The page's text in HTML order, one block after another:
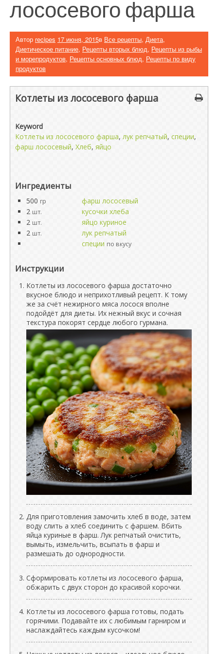
лососевого фарша
Автор recipes 17 июня, 2015в Все рецепты, Диета,
Диетическое питание, Рецепты вторых блюд, Рецепты из рыбы
и морепродуктов, Рецепты основных блюд, Рецепты по виду
продуктов
Котлеты из лососевого фарша
Keyword
Котлеты из лососевого фарша, лук репчатый, специи,
фарш лососевый, Хлеб, яйцо
Ингредиенты
500 гр
фарш лососевый
2 шт.
кусочки хлеба
2 шт.
яйцо куриное
2 шт.
лук репчатый
специи по вкусу
Инструкции
Котлеты из лососевого фарша достаточно
вкусное блюдо и неприхотливый рецепт. К тому
же за счёт нежирного мяса лосося вполне
подойдёт для диеты. Их нежный вкус и сочная
текстура покорят сердце любого гурмана.
Для приготовления замочить хлеб в воде, затем
воду слить а хлеб соединить с фаршем. Вбить
яйца куриные в фарш. Лук репчатый очистить,
вымыть, измельчить, всыпать в фарш и
размешать до однородности.
Сформировать котлеты из лососевого фарша,
обжарить с двух сторон до красивой корочки.
Котлеты из лососевого фарша готовы, подать
горячими. Подавайте их с любимым гарниром и
наслаждайтесь каждым кусочком!